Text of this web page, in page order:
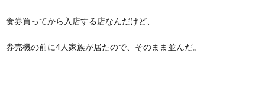
食券買ってから入店する店なんだけど、
券売機の前に4人家族が居たので、そのまま並んだ。